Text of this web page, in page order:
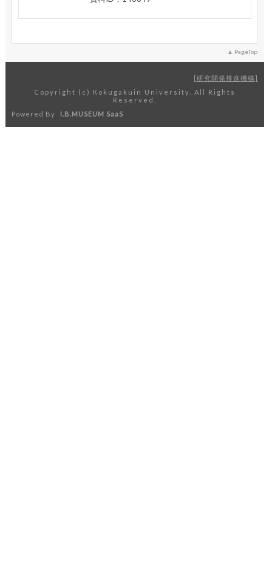
PageTop
研究開発推進機構
Copyright (c) Kokugakuin University. All Rights
Reserved.
Powered By
I.B.MUSEUM SaaS